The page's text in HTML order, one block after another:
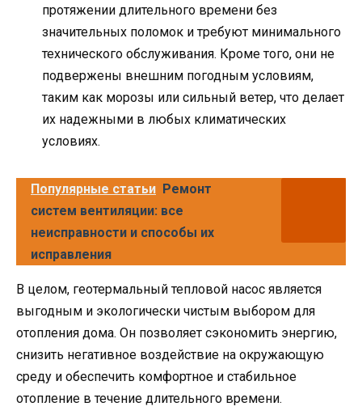
протяжении длительного времени без
значительных поломок и требуют минимального
технического обслуживания. Кроме того, они не
подвержены внешним погодным условиям,
таким как морозы или сильный ветер, что делает
их надежными в любых климатических
условиях.
Популярные статьи Ремонт
систем вентиляции: все
неисправности и способы их
исправления
В целом, геотермальный тепловой насос является
выгодным и экологически чистым выбором для
отопления дома. Он позволяет сэкономить энергию,
снизить негативное воздействие на окружающую
среду и обеспечить комфортное и стабильное
отопление в течение длительного времени.